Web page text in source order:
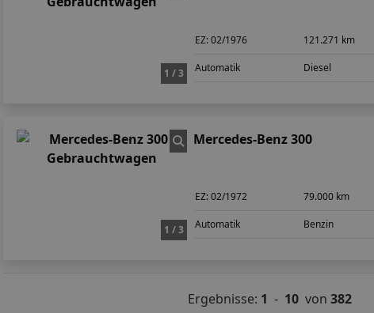
1 / 3
EZ:02/1976 121.271 km
Automatik Diesel
1 / 3
Mercedes-Benz 300
EZ:02/1972 79.000 km
Automatik Benzin
Ergebnisse: 1 - 10von 382